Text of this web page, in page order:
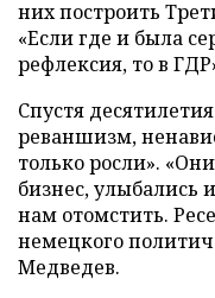
них построить
«Если где и была
рефлексия, то в
Спустя
реваншизм,
только росли».
бизнес, улыбались
нам отомстить.
немецкого
Медведев.